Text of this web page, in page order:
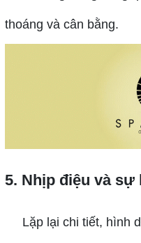
thoáng và cân bằng.
5. Nhịp điệu và sự
Lặp lại chi tiết, hình